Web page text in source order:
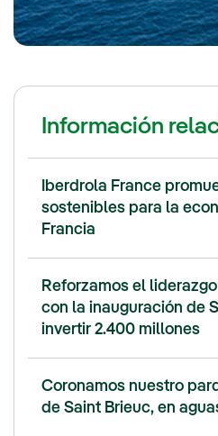
Información
Iberdrola France
sostenibles para la
Francia
Reforzamos el
con la inauguración de
invertir 2.400 millones
Coronamos nuestro
de Saint Brieuc, en